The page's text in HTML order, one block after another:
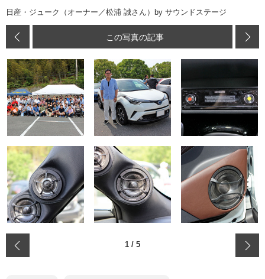
日産・ジューク（オーナー／松浦 誠さん）by サウンドステージ
この写真の記事
1 / 5